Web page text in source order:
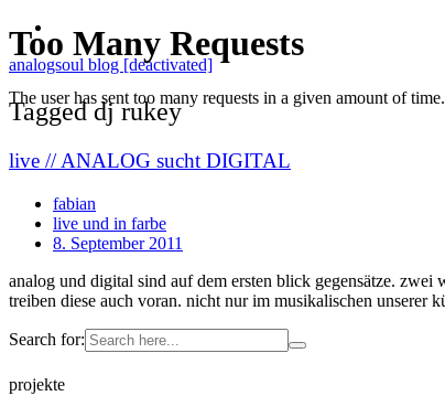
analogsoul blog [deactivated]
Tagged dj rukey
live // ANALOG sucht DIGITAL
fabian
live und in farbe
8. September 2011
analog und digital sind auf dem ersten blick gegensätze.
treiben diese auch voran. nicht nur im musikalischen
Search for:
projekte